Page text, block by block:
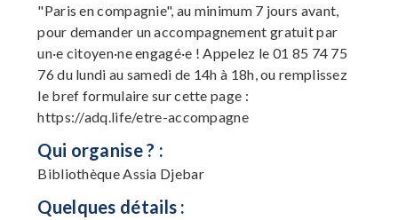
"Paris en compagnie", au minimum 7 jours avant,
pour demander un accompagnement gratuit par
un·e citoyen·ne engagé·e ! Appelez le 01 85 74 75
76 du lundi au samedi de 14h à 18h, ou remplissez
le bref formulaire sur cette page :
https://adq.life/etre-accompagne
Qui organise ? :
Bibliothèque Assia Djebar
Quelques détails :